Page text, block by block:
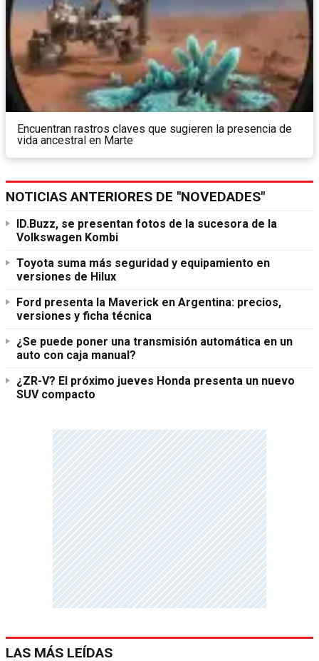
Encuentran rastros claves que sugieren la presencia de
vida ancestral en Marte
NOTICIAS ANTERIORES DE "NOVEDADES"
ID.Buzz, se presentan fotos de la sucesora de la
Volkswagen Kombi
Toyota suma más seguridad y equipamiento en
versiones de Hilux
Ford presenta la Maverick en Argentina: precios,
versiones y ficha técnica
¿Se puede poner una transmisión automática en un
auto con caja manual?
¿ZR-V? El próximo jueves Honda presenta un nuevo
SUV compacto
LAS MÁS LEÍDAS